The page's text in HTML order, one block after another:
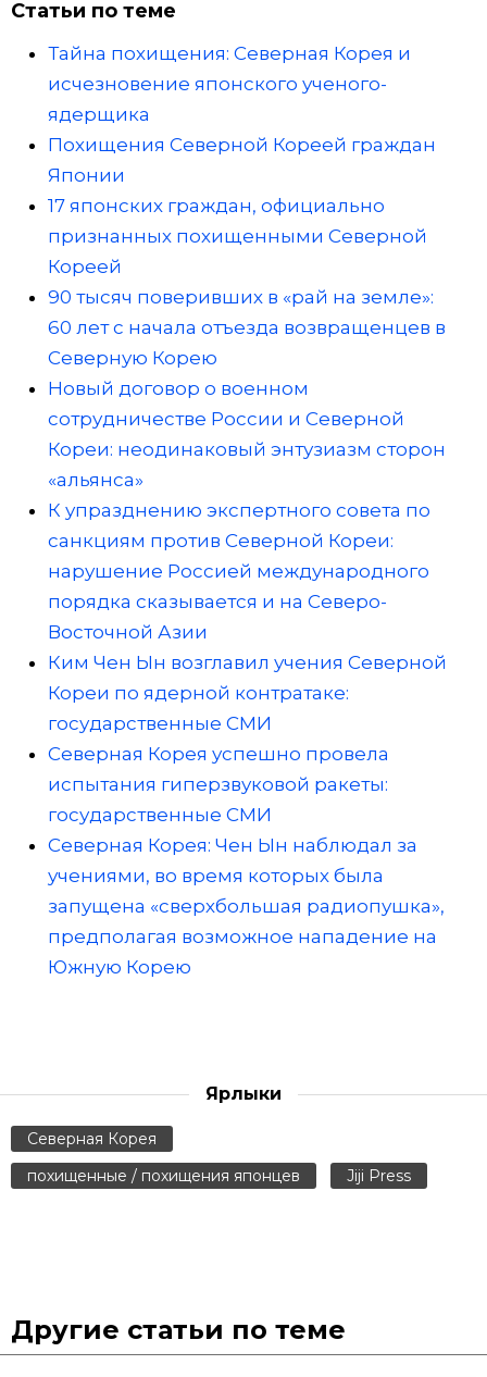
Статьи по теме
Тайна похищения: Северная Корея и
исчезновение японского ученого-
ядерщика
Похищения Северной Кореей граждан
Японии
17 японских граждан, официально
признанных похищенными Северной
Кореей
90 тысяч поверивших в «рай на земле»:
60 лет с начала отъезда возвращенцев в
Северную Корею
Новый договор о военном
сотрудничестве России и Северной
Кореи: неодинаковый энтузиазм сторон
«альянса»
К упразднению экспертного совета по
санкциям против Северной Кореи:
нарушение Россией международного
порядка сказывается и на Северо-
Восточной Азии
Ким Чен Ын возглавил учения Северной
Кореи по ядерной контратаке:
государственные СМИ
Северная Корея успешно провела
испытания гиперзвуковой ракеты:
государственные СМИ
Северная Корея: Чен Ын наблюдал за
учениями, во время которых была
запущена «сверхбольшая радиопушка»,
предполагая возможное нападение на
Южную Корею
Ярлыки
Северная Корея
похищенные / похищения японцев
Jiji Press
Другие статьи по теме